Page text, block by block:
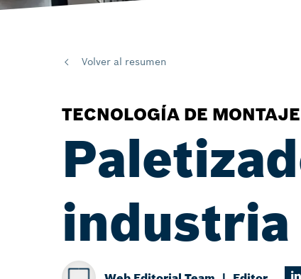
Volver al resumen
TECNOLOGÍA DE MONTAJE